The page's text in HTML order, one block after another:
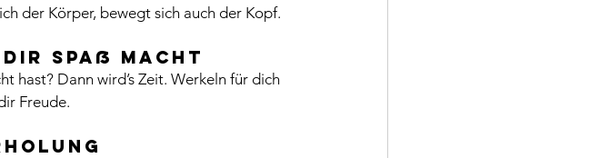
der Körper, bewegt sich auch der Kopf.
Spaß macht
hast? Dann wird’s Zeit. Werkeln für dich
Freude.